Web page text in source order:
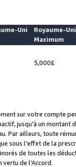
Uni
Royaume-Uni
Maximum
5,000£
sur votre compte
jusqu'à un montant
Par ailleurs, toute
sous l’effet de la
de toutes les
vertu de l'Accord.